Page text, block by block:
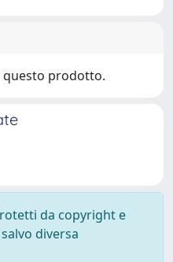
questo prodotto.
da copyright e
diversa